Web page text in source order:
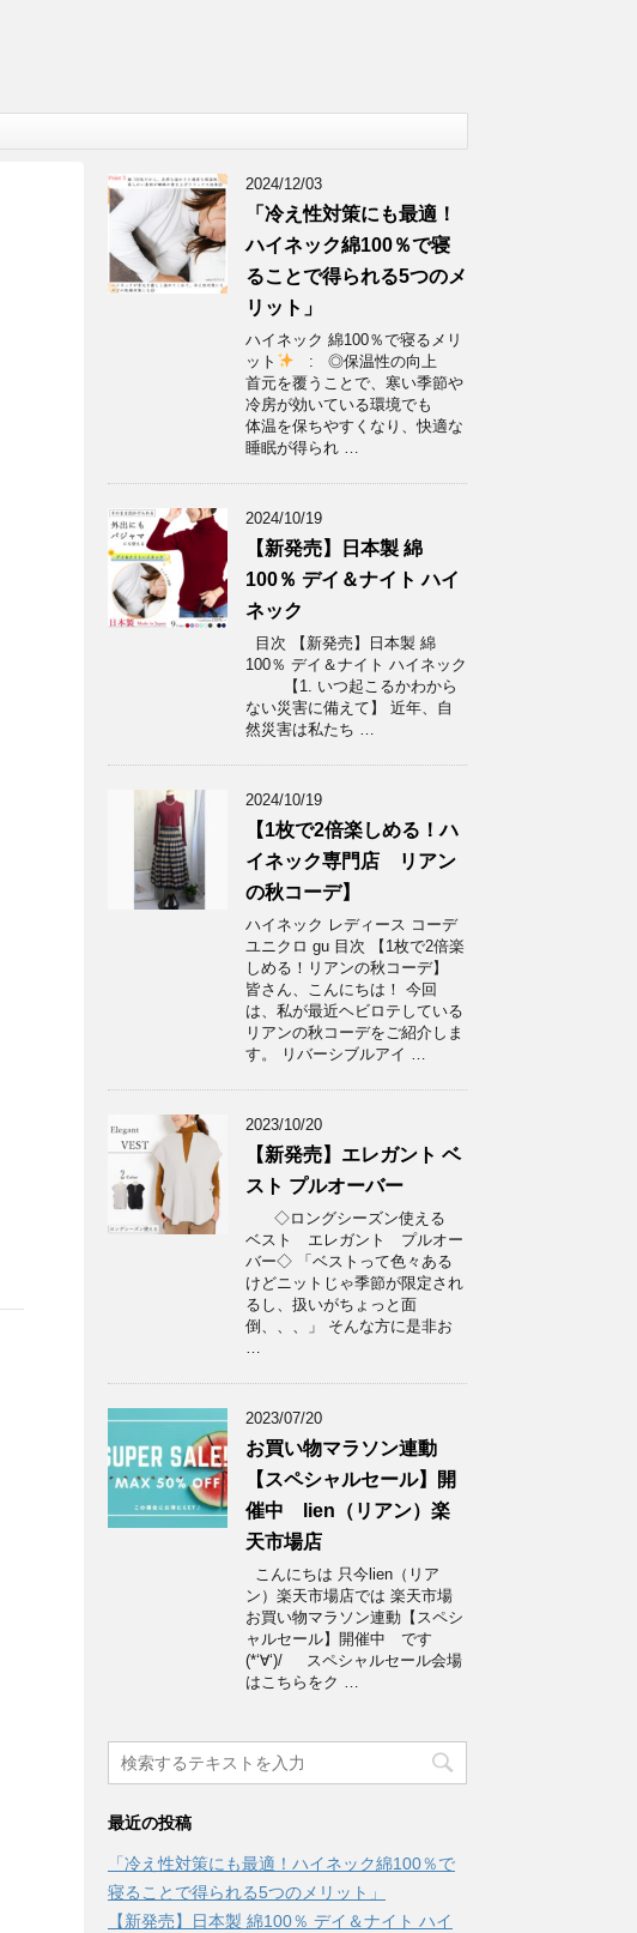
2024/12/03
「冷え性対策にも最適！
ハイネック綿100％で寝
ることで得られる5つのメ
リット」
ハイネック 綿100％で寝るメリ
ット
: ◎保温性の向上
首元を覆うことで、寒い季節や
冷房が効いている環境でも
体温を保ちやすくなり、快適な
睡眠が得られ …
2024/10/19
【新発売】日本製 綿
100％ デイ＆ナイト ハイ
ネック
目次 【新発売】日本製 綿
100％ デイ＆ナイト ハイネック
【1. いつ起こるかわから
ない災害に備えて】 近年、自
然災害は私たち …
2024/10/19
【1枚で2倍楽しめる！ハ
イネック専門店 リアン
の秋コーデ】
ハイネック レディース コーデ
ユニクロ gu 目次 【1枚で2倍楽
しめる！リアンの秋コーデ】
皆さん、こんにちは！ 今回
は、私が最近ヘビロテしている
リアンの秋コーデをご紹介しま
す。 リバーシブルアイ …
2023/10/20
【新発売】エレガント ベ
スト プルオーバー
◇ロングシーズン使える
ベスト エレガント プルオー
バー◇ 「ベストって色々ある
けどニットじゃ季節が限定され
るし、扱いがちょっと面
倒、、、」 そんな方に是非お
…
2023/07/20
お買い物マラソン連動
【スペシャルセール】開
催中 lien（リアン）楽
天市場店
こんにちは 只今lien（リア
ン）楽天市場店では 楽天市場
お買い物マラソン連動【スペシ
ャルセール】開催中 です
(*‘∀‘)/ スペシャルセール会場
はこちらをク …
最近の投稿
「冷え性対策にも最適！ハイネック綿100％で
寝ることで得られる5つのメリット」
【新発売】日本製 綿100％ デイ＆ナイト ハイ